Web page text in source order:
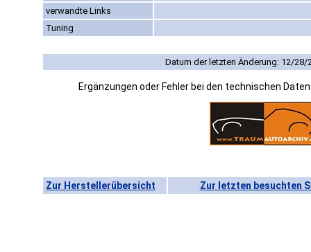
verwandte Links
Tuning
Datum der letzten Änderung: 12/28/
Ergänzungen oder Fehler bei den technischen
Zur Herstellerübersicht Zur letzten besuchten